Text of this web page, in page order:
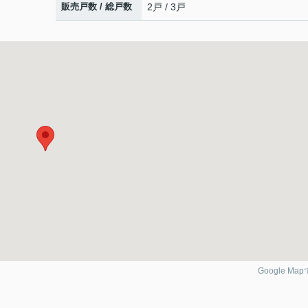
販売戸数 / 総戸数 2戸 / 3戸
Google Map